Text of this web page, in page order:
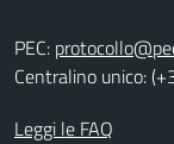
PEC:
Centralino unico:
Leggi le FAQ